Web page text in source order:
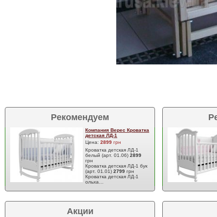
Рекомендуем
Компания Верес Кроватка
детская ЛД-1
Цена: 2899 грн
Кроватка детская ЛД-1
белый (арт. 01.06) 2899
грн
Кроватка детская ЛД-1 бук
(арт. 01.01) 2799 грн
Кроватка детская ЛД-1
ольха…
Акции